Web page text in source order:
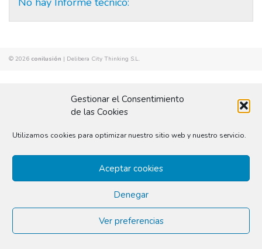
Gestionar el Consentimiento
de las Cookies
Utilizamos cookies para optimizar nuestro sitio web y nuestro servicio.
Aceptar cookies
Denegar
Ver preferencias
© 2026 conilusión | Delibera City Thinking S.L.